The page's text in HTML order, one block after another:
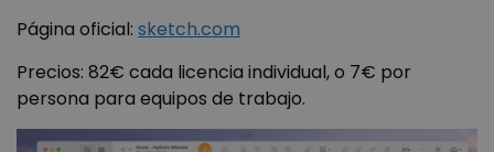
Página oficial: sketch.com
Precios: 82€ cada licencia individual, o 7€ por
persona para equipos de trabajo.